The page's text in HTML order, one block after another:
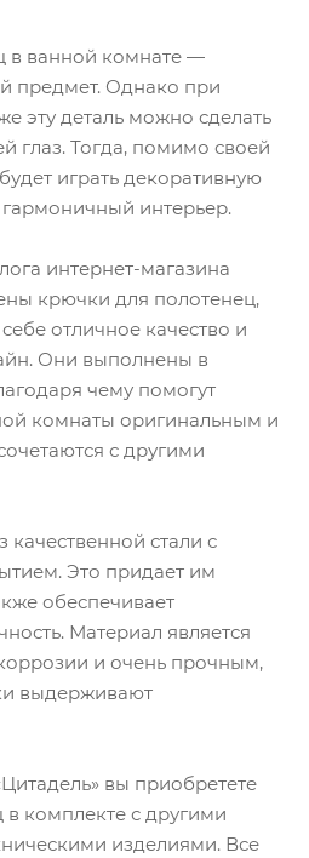
в ванной комнате —
предмет. Однако при
эту деталь можно сделать
глаз. Тогда, помимо своей
играть декоративную
гармоничный интерьер.
интернет-магазина
крючки для полотенец,
отличное качество и
Они выполнены в
чему помогут
комнаты оригинальным и
с другими
стали с
Это придает им
обеспечивает
Материал является
и очень прочным,
выдерживают
вы приобретете
комплекте с другими
изделиями. Все